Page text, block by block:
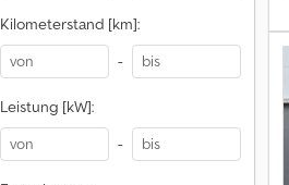
Kilometerstand [km]:
-
Leistung [kW]:
-